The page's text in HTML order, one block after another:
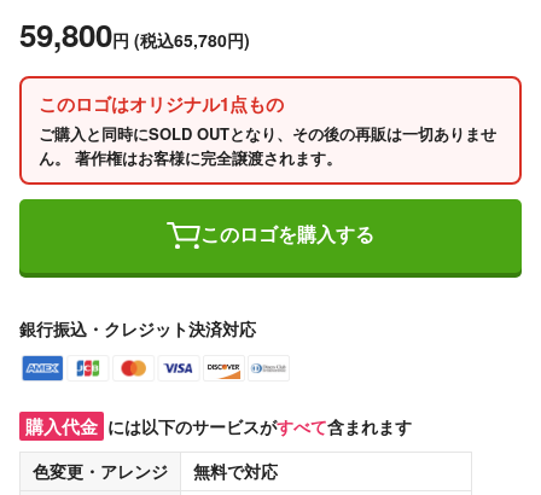
59,800円 (税込65,780円)
このロゴはオリジナル1点もの
ご購入と同時にSOLD OUTとなり、その後の再販は一切ありませ
ん。 著作権はお客様に完全譲渡されます。
このロゴを購入する
銀行振込・クレジット決済対応
購入代金 には以下のサービスがすべて含まれます
色変更・アレンジ
無料で対応